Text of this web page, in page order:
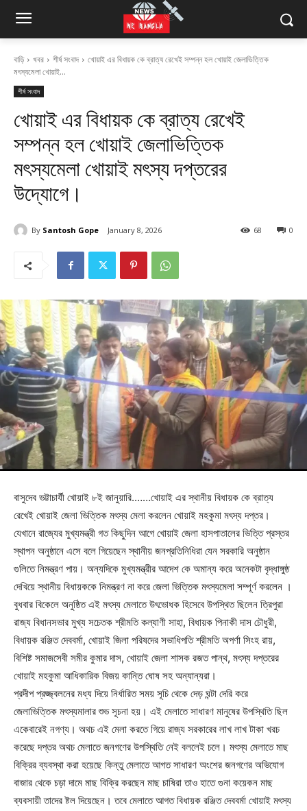
বাড়ি খবর শীর্ষ সংবাদ
খোয়াই এর বিধায়ক কে ব্রাত্য রেখেই সম্পন্ন হল খোয়াই জেলাভিত্তিক
মৎস্যমেলা খোয়াই...
শীর্ষ সংবাদ
খোয়াই এর বিধায়ক কে ব্রাত্য রেখেই
সম্পন্ন হল খোয়াই জেলাভিত্তিক
মৎস্যমেলা খোয়াই মৎস্য দপ্তরের
উদ্যোগে।
By Santosh Gope January 8, 2026 0
68
বাসুদেব ভট্টাচার্যী খোয়াই ৮ই জানুয়ারি.……খোয়াই এর স্থানীয় বিধায়ক কে ব্রাত্য
রেখেই খোয়াই জেলা ভিত্তিক মৎস্য মেলা করলেন খোয়াই মহকুমা মৎস্য দপ্তর।
যেখানে রাজ্যের মুখ্যমন্ত্রী গত কিছুদিন আগে খোয়াই জেলা হাসপাতালের ভিত্তি প্রস্তর
স্থাপন অনুষ্ঠানে এসে বলে গিয়েছেন স্থানীয় জনপ্রতিনিধিরা যেন সরকারি অনুষ্ঠান
গুলিতে নিমন্ত্রণ পায়। অন্যদিকে মুখ্যমন্ত্রীর আদেশ কে অমান্য করে অনেকটা বৃদ্ধাঙ্গুষ্ঠ
দেখিয়ে স্থানীয় বিধায়ককে নিমন্ত্রণ না করে জেলা ভিত্তিক মৎস্যমেলা সম্পূর্ণ করলেন ।
বুধবার বিকেলে অনুষ্ঠিত এই মৎস্য মেলাতে উৎভোধক হিসেবে উপস্থিত ছিলেন ত্রিপুরা
রাজ্য বিধানসভার মুখ্য সচেতক শ্রীমতি কল্যাণী সাহা, বিধায়ক পিনাকী দাস চৌধুরী,
বিধায়ক রঞ্জিত দেববর্মা, খোয়াই জিলা পরিষদের সভাধিপতি শ্রীমতি অপর্ণা সিংহ রায়,
বিশিষ্ট সমাজসেবী সমীর কুমার দাস, খোয়াই জেলা শাসক রজত পান্থ, মৎস্য দপ্তরের
খোয়াই মহকুমা আধিকারিক বিজয় কান্তি ঘোষ সহ অন্যান্যরা।
প্রদীপ প্রজ্জ্বলনের মধ্য দিয়ে নির্ধারিত সময় সূচি থেকে দেড় ঘন্টা দেরি করে
জেলাভিত্তিক মৎস্যমালার শুভ সূচনা হয়। এই মেলাতে সাধারণ মানুষের উপস্থিতি ছিল
একেবারেই নগণ্য। অথচ এই মেলা করতে গিয়ে রাজ্য সরকারের লাখ লাখ টাকা খরচ
করেছে দপ্তর অথচ মেলাতে জনগণের উপস্থিতি নেই বললেই চলে। মৎস্য মেলাতে মাছ
বিক্রির ব্যবস্থা করা হয়েছে কিন্তু মেলাতে আগত সাধারণ অংশের জনগণের অভিযোগ
বাজার থেকে চড়া দামে মাছ বিক্রি করছেন মাছ চাষিরা তাও হাতে গুনা কয়েকন মাছ
ব্যবসায়ী তাদের ষ্টল দিয়েছেন। তবে মেলাতে আগত বিধায়ক রঞ্জিত দেববর্মা খোয়াই মৎস্য